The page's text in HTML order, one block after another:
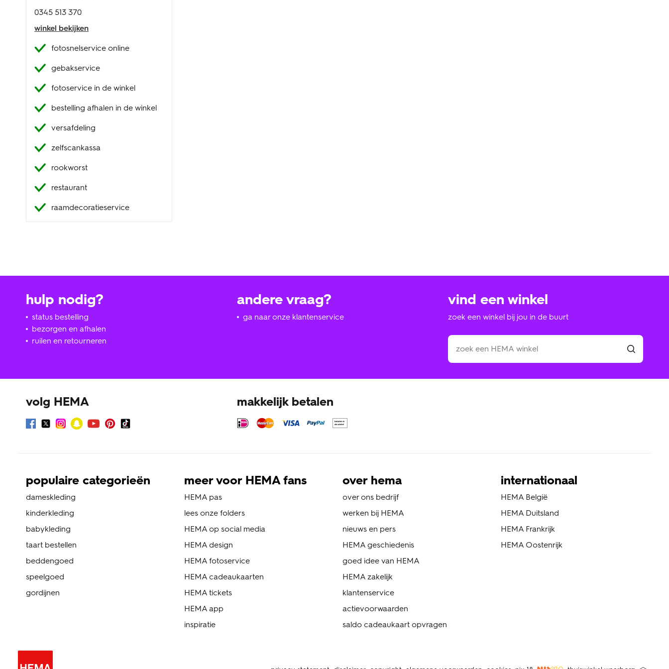
0345 513 370
winkel bekijken
fotosnelservice online
gebakservice
fotoservice in de winkel
bestelling afhalen in de winkel
versafdeling
zelfscankassa
rookworst
restaurant
raamdecoratieservice
hulp nodig?
status bestelling
bezorgen en afhalen
ruilen en retourneren
andere vraag?
ga naar onze klantenservice
vind een winkel
zoek een winkel bij jou in de buurt
volg HEMA makkelijk betalen
populaire categorieën
dameskleding
kinderkleding
babykleding
taart bestellen
beddengoed
speelgoed
gordijnen
meer voor HEMA fans
HEMA pas
lees onze folders
HEMA op social media
HEMA design
HEMA fotoservice
HEMA cadeaukaarten
HEMA tickets
HEMA app
inspiratie
over hema
over ons bedrijf
werken bij HEMA
nieuws en pers
HEMA geschiedenis
goed idee van HEMA
HEMA zakelijk
klantenservice
actievoorwaarden
saldo cadeaukaart opvragen
internationaal
HEMA België
HEMA Duitsland
HEMA Frankrijk
HEMA Oostenrijk